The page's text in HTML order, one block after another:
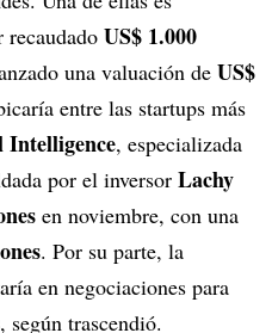
recaudado US$ 1.000
una valuación de US$
entre las startups más
Intelligence, especializada
por el inversor Lachy
en noviembre, con una
. Por su parte, la
en negociaciones para
, según trascendió.